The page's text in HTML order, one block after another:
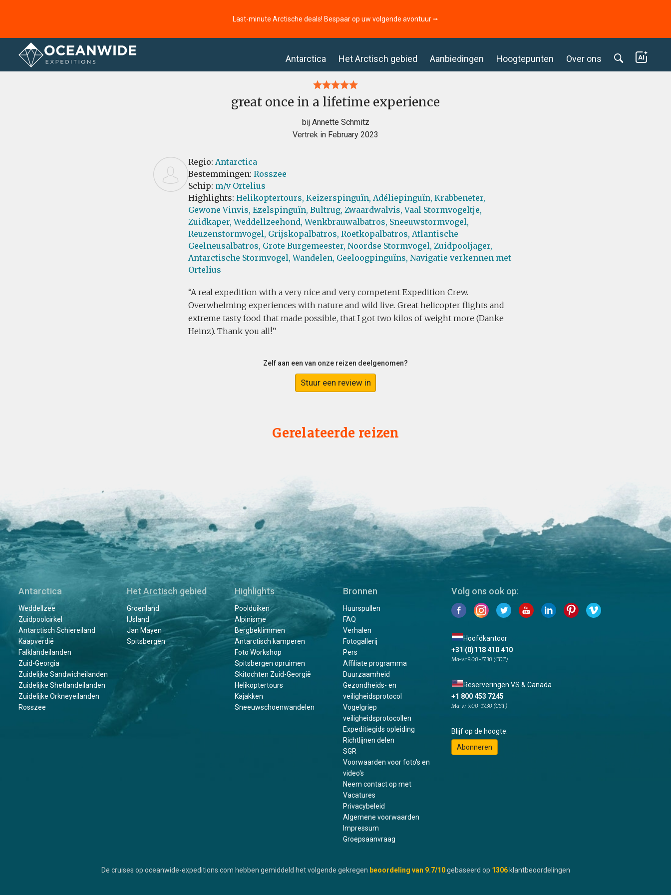
Last-minute Arctische deals! Bespaar op uw volgende avontuur ⭢
Antarctica Het Arctisch gebied Aanbiedingen Hoogtepunten Over ons
Home Recensies
great once in a lifetime experience
bij Annette Schmitz
Vertrek in February 2023
Regio: Antarctica
Bestemmingen: Rosszee
Schip: m/v Ortelius
Highlights: Helikoptertours, Keizerspinguïn, Adéliepinguïn, Krabbeneter,
Gewone Vinvis, Ezelspinguïn, Bultrug, Zwaardwalvis, Vaal Stormvogeltje,
Zuidkaper, Weddellzeehond, Wenkbrauwalbatros, Sneeuwstormvogel,
Reuzenstormvogel, Grijskopalbatros, Roetkopalbatros, Atlantische
Geelneusalbatros, Grote Burgemeester, Noordse Stormvogel, Zuidpooljager,
Antarctische Stormvogel, Wandelen, Geeloogpinguïns, Navigatie verkennen met
Ortelius
A real expedition with a very nice and very competent Expedition Crew.
Overwhelming experiences with nature and wild live. Great helicopter flights and
extreme tasty food that made possible, that I got two kilos of weight more (Danke
Heinz). Thank you all!
Zelf aan een van onze reizen deelgenomen?
Stuur een review in
Gerelateerde reizen
Antarctica
Weddellzee
Zuidpoolcirkel
Antarctisch Schiereiland
Kaapverdië
Falklandeilanden
Zuid-Georgia
Zuidelijke Sandwicheilanden
Zuidelijke Shetlandeilanden
Zuidelijke Orkneyeilanden
Rosszee
Het Arctisch gebied
Groenland
IJsland
Jan Mayen
Spitsbergen
Highlights
Poolduiken
Alpinisme
Bergbeklimmen
Antarctisch kamperen
Foto Workshop
Spitsbergen opruimen
Skitochten Zuid-Georgië
Helikoptertours
Kajakken
Sneeuwschoenwandelen
Bronnen
Huurspullen
FAQ
Verhalen
Fotogallerij
Pers
Affiliate programma
Duurzaamheid
Gezondheids- en
veiligheidsprotocol
Vogelgriep
veiligheidsprotocollen
Expeditiegids opleiding
Richtlijnen delen
SGR
Voorwaarden voor foto's en
video's
Neem contact op met
Vacatures
Privacybeleid
Algemene voorwaarden
Impressum
Groepsaanvraag
Volg ons ook op:
Hoofdkantoor
+31 (0)118 410 410
Ma-vr 9:00-17:30 (CET)
Reserveringen VS & Canada
+1 800 453 7245
Ma-vr 9:00-17:30 (CST)
Blijf op de hoogte:
Abonneren
De cruises op oceanwide-expeditions.com hebben gemiddeld het volgende gekregen beoordeling van 9.7/10 gebaseerd op 1306 klantbeoordelingen